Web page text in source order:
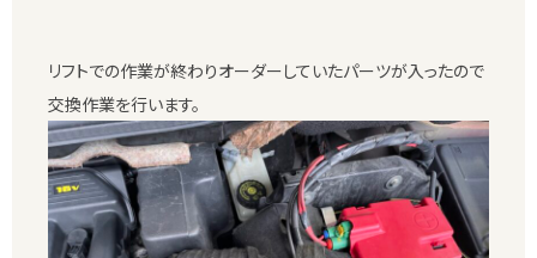
リフトでの作業が終わりオーダーしていたパーツが入ったので
交換作業を行います。